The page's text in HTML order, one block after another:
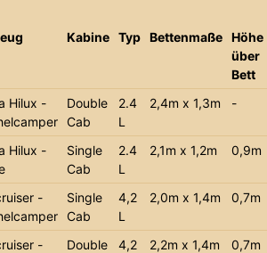
Kabine Typ Bettenmaße Höhe
über
Bett
Hilux -
Double
Cab
2.4
L
2,4m x 1,3m -
Hilux -
Single
Cab
2.4
L
2,1m x 1,2m 0,9m
-
Single
Cab
4,2
L
2,0m x 1,4m 0,7m
-
Double
4,2
2,2m x 1,4m 0,7m